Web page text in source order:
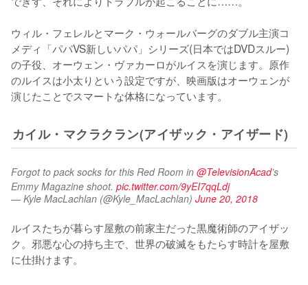
ウィル・フェレルとマーク・ウォールバーグのダブル主演コ
メディ「パパVS新しいパパ」シリーズ(日本ではDVDスルー)
の子役、オーウェン・ヴァカーロがルイスを演じます。原作
のルイスは小太りという設定ですが、映画版はオーウェンが
演じたことでスマートな体格になっています。
カイル・マクラクラン(アイザック・アイザード)
Forgot to pack socks for this Red Room in @TelevisionAcad’s
Emmy Magazine shoot. pic.twitter.com/9yEI7qqLdj
— Kyle MacLachlan (@Kyle_MacLachlan) June 20, 2018
ルイスたちが暮らす屋敷の前家主だった黒魔術師のアイザッ
ク。邪悪な心の持ち主で、世界の破滅をもたらす時計を屋敷
に仕掛けます。